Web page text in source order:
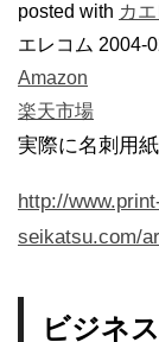
posted with カ
エレコム 2004-
Amazon
楽天市場
実際に名刺用
http://
seikatsu.com/
ビジネ